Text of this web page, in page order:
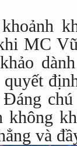
MC
quyết
không
và